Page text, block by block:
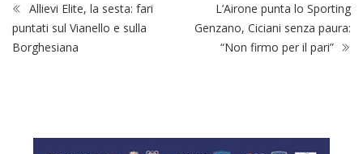
Allievi Elite, la sesta: fari
puntati sul Vianello e sulla
Borghesiana
L’Airone punta lo Sporting
Genzano, Ciciani senza paura:
“Non firmo per il pari”